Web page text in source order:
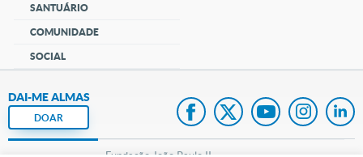
SANTUÁRIO
COMUNIDADE
SOCIAL
DAI-ME ALMAS
DOAR